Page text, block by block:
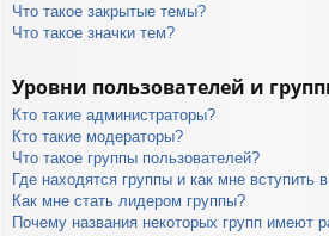
Что такое закрытые темы?
Что такое значки тем?
Уровни пользователей и
Кто такие администраторы?
Кто такие модераторы?
Что такое группы пользователей?
Где находятся группы и как мне вступить
Как мне стать лидером группы?
Почему названия некоторых групп имеют